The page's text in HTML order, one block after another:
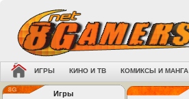
ИГРЫ КИНО И ТВ КОМИКСЫ И МАНГА
Игры